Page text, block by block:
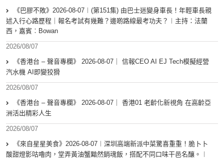
《巴膠不敗》2026-08-07︱(第151集) 由巴士迷變身車長！年輕車長親
述入行心路歷程｜報名考試有幾難？邊啲路線最考功夫？︱主持：法蘭
西，嘉賓︰Bowan
2026/08/07
《香港台 – 聲音專欄》 2026-08-07｜ 信報CEO AI EJ Tech模擬經營
汽水機 AI即變狡猾
2026/08/07
《香港台 – 聲音專欄》 2026-08-07｜ 香港01 老齡化新視角 在高齡亞
洲活出精彩人生
2026/08/07
《來自星星美食》2026-08-07︱深圳高端新派中菜驚喜重重！脆卜卜
酸甜燈影咕嚕肉，堂弄黃油蟹黯然銷魂飯，搭配不同口味干邑名釀。︱